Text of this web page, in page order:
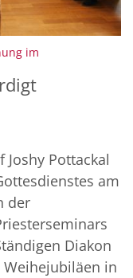
im
Pottackal
am
der
Diakon
in